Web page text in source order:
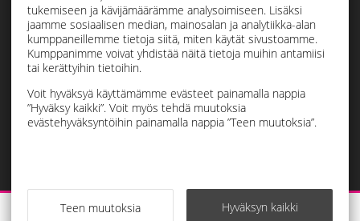
tukemiseen ja kävijämäärämme analysoimiseen. Lisäksi
jaamme sosiaalisen median, mainosalan ja analytiikka-alan
kumppaneillemme tietoja siitä, miten käytät sivustoamme.
Kumppanimme voivat yhdistää näitä tietoja muihin antamiisi
tai kerättyihin tietoihin.
Voit hyväksyä käyttämämme evästeet painamalla nappia
”Hyväksy kaikki”. Voit myös tehdä muutoksia
evästehyväksyntöihin painamalla nappia ”Teen muutoksia”.
Teen muutoksia Hyväksyn kaikki
Hyväksyn henkilötietojen tallentamisen ( lue
Tilaa
Raskauskeiju © 2026